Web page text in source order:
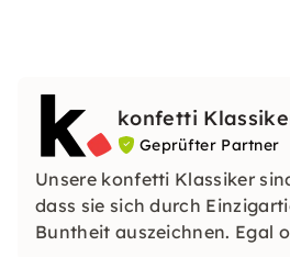
konfetti
Geprüfter Partner
Unsere konfetti Klassiker
dass sie sich durch
Buntheit auszeichnen. Egal